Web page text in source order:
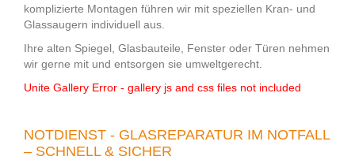
komplizierte Montagen führen wir mit speziellen Kran- und
Glassaugern individuell aus.
Ihre alten Spiegel, Glasbauteile, Fenster oder Türen nehmen
wir gerne mit und entsorgen sie umweltgerecht.
Unite Gallery Error - gallery js and css files not included
NOTDIENST - GLASREPARATUR IM NOTFALL
– SCHNELL & SICHER